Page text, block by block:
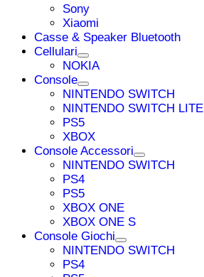
Sony
Xiaomi
Casse & Speaker Bluetooth
Cellulari
NOKIA
Console
NINTENDO SWITCH
NINTENDO SWITCH LITE
PS5
XBOX
Console Accessori
NINTENDO SWITCH
PS4
PS5
XBOX ONE
XBOX ONE S
Console Giochi
NINTENDO SWITCH
PS4